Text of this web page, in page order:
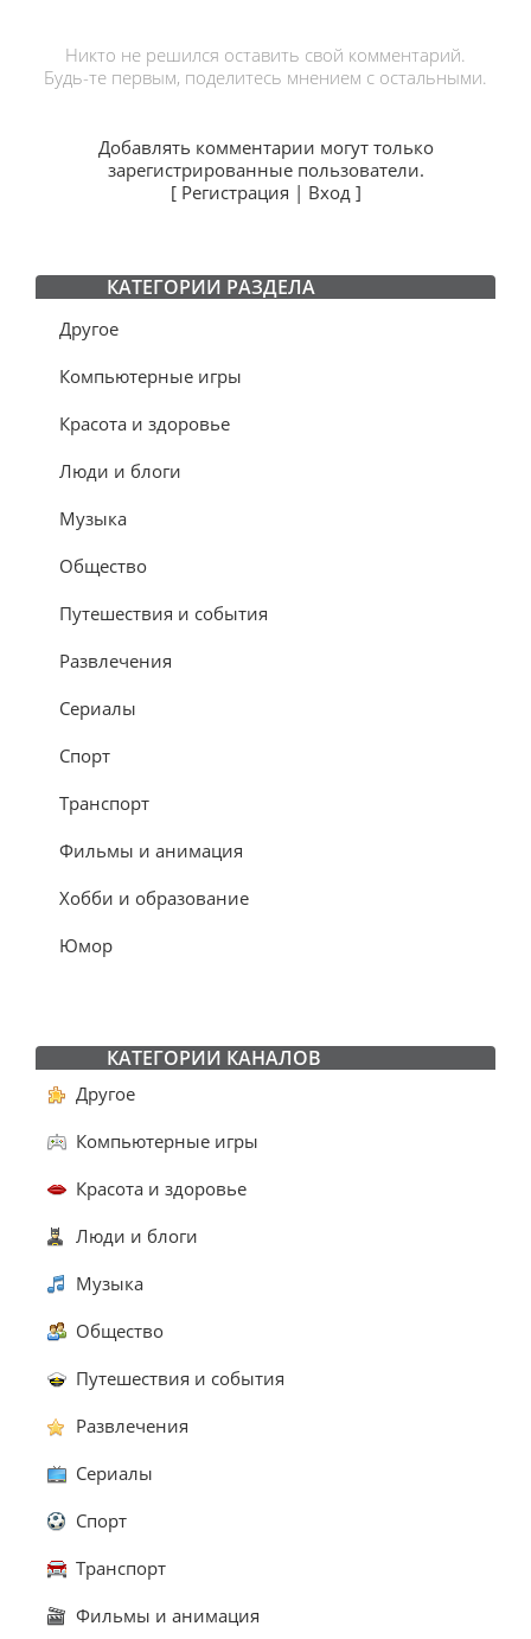
Никто не решился оставить свой комментарий.
Будь-те первым, поделитесь мнением с остальными.
Добавлять комментарии могут только
зарегистрированные пользователи.
[ Регистрация | Вход]
КАТЕГОРИИ РАЗДЕЛА
Другое
Компьютерные игры
Красота и здоровье
Люди и блоги
Музыка
Общество
Путешествия и события
Развлечения
Сериалы
Спорт
Транспорт
Фильмы и анимация
Хобби и образование
Юмор
КАТЕГОРИИ КАНАЛОВ
Другое
Компьютерные игры
Красота и здоровье
Люди и блоги
Музыка
Общество
Путешествия и события
Развлечения
Сериалы
Спорт
Транспорт
Фильмы и анимация